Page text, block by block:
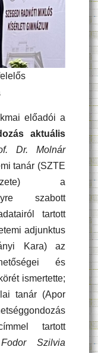
előadói a
aktuális
Dr. Molnár
tanár (SZTE
a
szabott
tartott
adjunktus
Kara) az
és
ismertette;
tanár (Apor
tartott
Szilvia